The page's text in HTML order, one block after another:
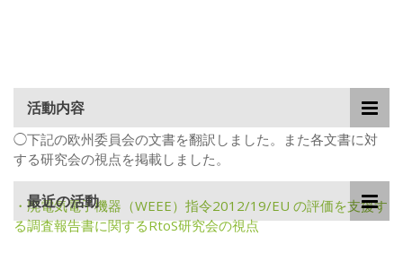
活動内容
◯下記の欧州委員会の文書を翻訳しました。また各文書に対
する研究会の視点を掲載しました。
・廃電気電子機器（WEEE）指令2012/19/EU の評価を支援す
る調査報告書に関するRtoS研究会の視点
最近の活動